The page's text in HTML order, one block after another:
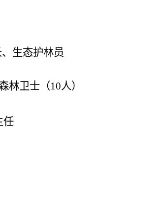
生态护林员
林卫士（10人）
任